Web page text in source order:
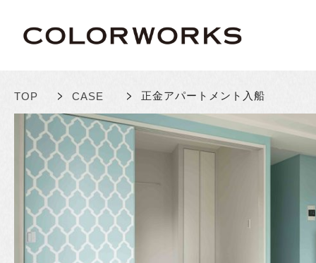
TOP > CASE > 正金アパートメント入船